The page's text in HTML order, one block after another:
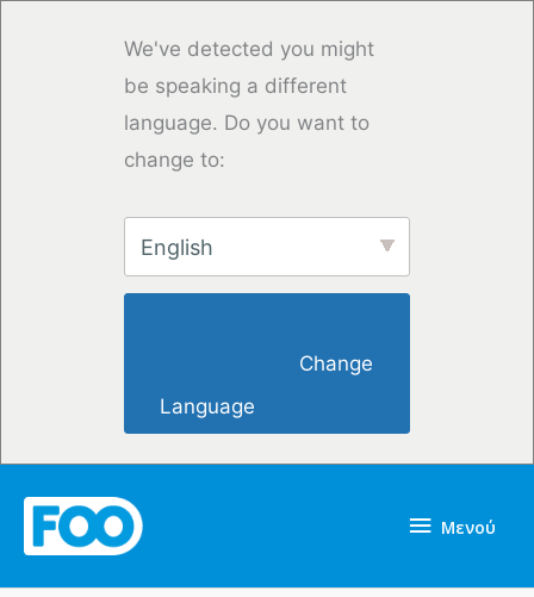
We've detected you might
be speaking a different
language. Do you want to
change to:
English
Language
Μενού